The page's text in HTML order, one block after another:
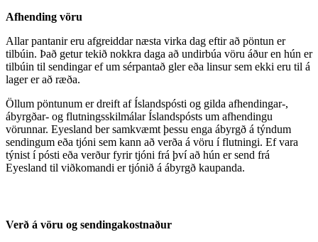
Afhending vöru
Allar pantanir eru afgreiddar næsta virka dag eftir að pöntun er
tilbúin. Það getur tekið nokkra daga að undirbúa vöru áður en hún er
tilbúin til sendingar ef um sérpantað gler eða linsur sem ekki eru til á
lager er að ræða.
Öllum pöntunum er dreift af Íslandspósti og gilda afhendingar-,
ábyrgðar- og flutningsskilmálar Íslandspósts um afhendingu
vörunnar. Eyesland ber samkvæmt þessu enga ábyrgð á týndum
sendingum eða tjóni sem kann að verða á vöru í flutningi. Ef vara
týnist í pósti eða verður fyrir tjóni frá því að hún er send frá
Eyesland til viðkomandi er tjónið á ábyrgð kaupanda.
Verð á vöru og sendingakostnaður